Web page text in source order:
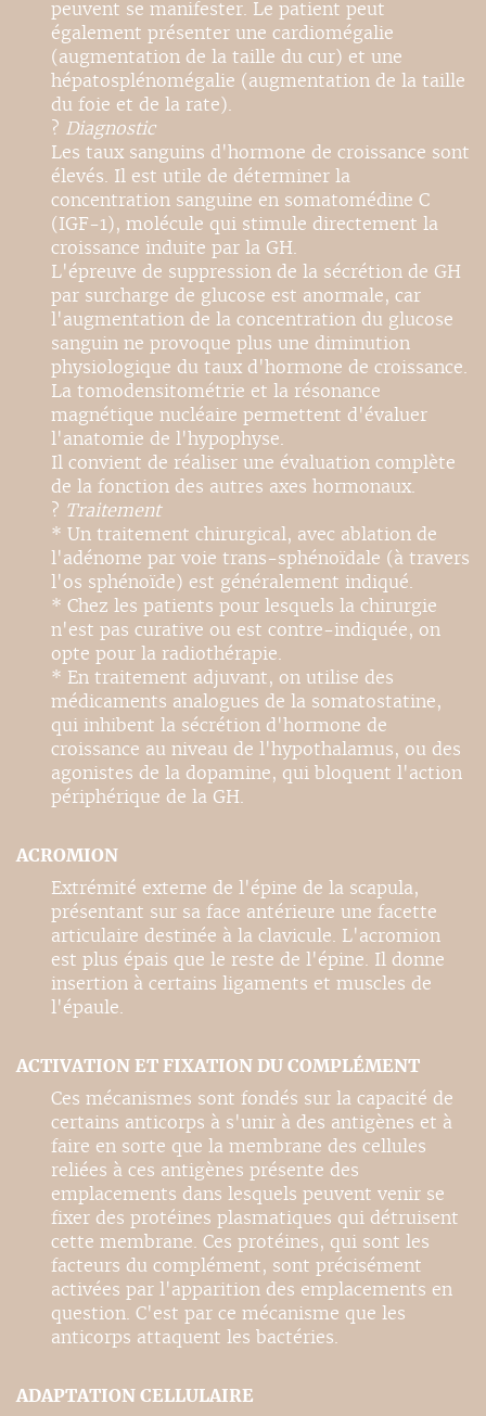
peuvent se manifester. Le patient peut
également présenter une cardiomégalie
(augmentation de la taille du cur) et une
hépatosplénomégalie (augmentation de la taille
du foie et de la rate).
? Diagnostic
Les taux sanguins d'hormone de croissance sont
élevés. Il est utile de déterminer la
concentration sanguine en somatomédine C
(IGF-1), molécule qui stimule directement la
croissance induite par la GH.
L'épreuve de suppression de la sécrétion de GH
par surcharge de glucose est anormale, car
l'augmentation de la concentration du glucose
sanguin ne provoque plus une diminution
physiologique du taux d'hormone de croissance.
La tomodensitométrie et la résonance
magnétique nucléaire permettent d'évaluer
l'anatomie de l'hypophyse.
Il convient de réaliser une évaluation complète
de la fonction des autres axes hormonaux.
? Traitement
* Un traitement chirurgical, avec ablation de
l'adénome par voie trans-sphénoïdale (à travers
l'os sphénoïde) est généralement indiqué.
* Chez les patients pour lesquels la chirurgie
n'est pas curative ou est contre-indiquée, on
opte pour la radiothérapie.
* En traitement adjuvant, on utilise des
médicaments analogues de la somatostatine,
qui inhibent la sécrétion d'hormone de
croissance au niveau de l'hypothalamus, ou des
agonistes de la dopamine, qui bloquent l'action
périphérique de la GH.
ACROMION
Extrémité externe de l'épine de la scapula,
présentant sur sa face antérieure une facette
articulaire destinée à la clavicule. L'acromion
est plus épais que le reste de l'épine. Il donne
insertion à certains ligaments et muscles de
l'épaule.
ACTIVATION ET FIXATION DU COMPLÉMENT
Ces mécanismes sont fondés sur la capacité de
certains anticorps à s'unir à des antigènes et à
faire en sorte que la membrane des cellules
reliées à ces antigènes présente des
emplacements dans lesquels peuvent venir se
fixer des protéines plasmatiques qui détruisent
cette membrane. Ces protéines, qui sont les
facteurs du complément, sont précisément
activées par l'apparition des emplacements en
question. C'est par ce mécanisme que les
anticorps attaquent les bactéries.
ADAPTATION CELLULAIRE